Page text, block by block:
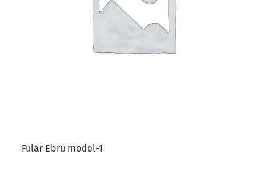
Fular Ebru model-1